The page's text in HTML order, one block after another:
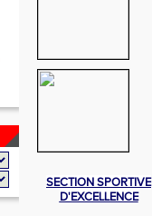
SECTION SPORTIVE
D'EXCELLENCE